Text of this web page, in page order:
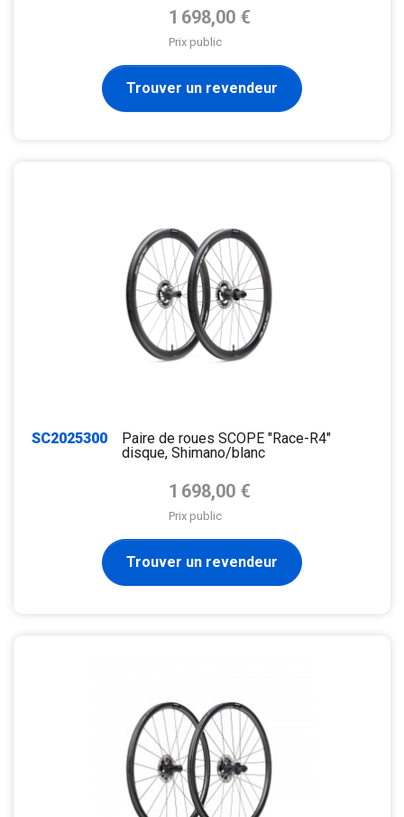
Prix de base
1 698,00 €
Prix public
Trouver un revendeur
SC2025300
Paire de roues SCOPE "Race-R4"
disque, Shimano/blanc
Prix de base
1 698,00 €
Prix public
Trouver un revendeur